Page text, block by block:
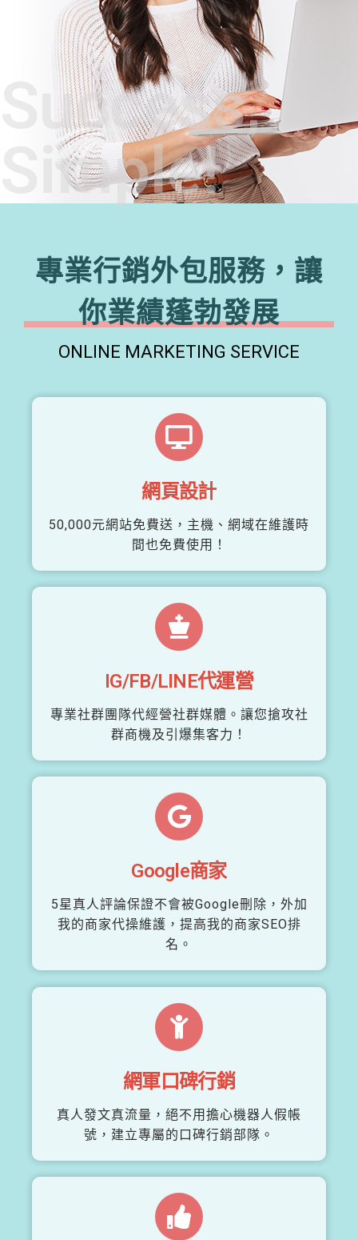
Success,
Simple!
專業行銷外包服務，讓
你業績蓬勃發展
ONLINE MARKETING SERVICE
網頁設計
50,000元網站免費送，主機、網域在維護時
間也免費使用！
IG/FB/LINE代運營
專業社群團隊代經營社群媒體。讓您搶攻社
群商機及引爆集客力！
Google商家
5星真人評論保證不會被Google刪除，外加
我的商家代操維護，提高我的商家SEO排
名。
網軍口碑行銷
真人發文真流量，絕不用擔心機器人假帳
號，建立專屬的口碑行銷部隊。